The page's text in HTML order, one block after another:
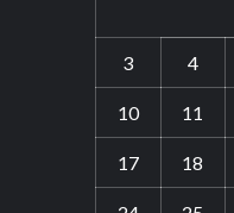
3 4
10 11
17 18